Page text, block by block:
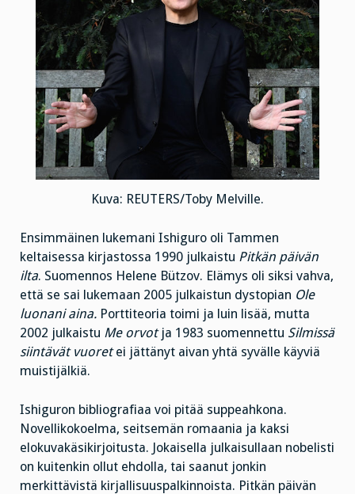
Kuva: REUTERS/Toby Melville.
Ensimmäinen lukemani Ishiguro oli Tammen
keltaisessa kirjastossa 1990 julkaistu Pitkän päivän
ilta. Suomennos Helene Bützov. Elämys oli siksi vahva,
että se sai lukemaan 2005 julkaistun dystopian Ole
luonani aina. Porttiteoria toimi ja luin lisää, mutta
2002 julkaistu Me orvot ja 1983 suomennettu Silmissä
siintävät vuoretei jättänyt aivan yhtä syvälle käyviä
muistijälkiä.
Ishiguron bibliografiaa voi pitää suppeahkona.
Novellikokoelma, seitsemän romaania ja kaksi
elokuvakäsikirjoitusta. Jokaisella julkaisullaan nobelisti
on kuitenkin ollut ehdolla, tai saanut jonkin
merkittävistä kirjallisuuspalkinnoista. Pitkän päivän